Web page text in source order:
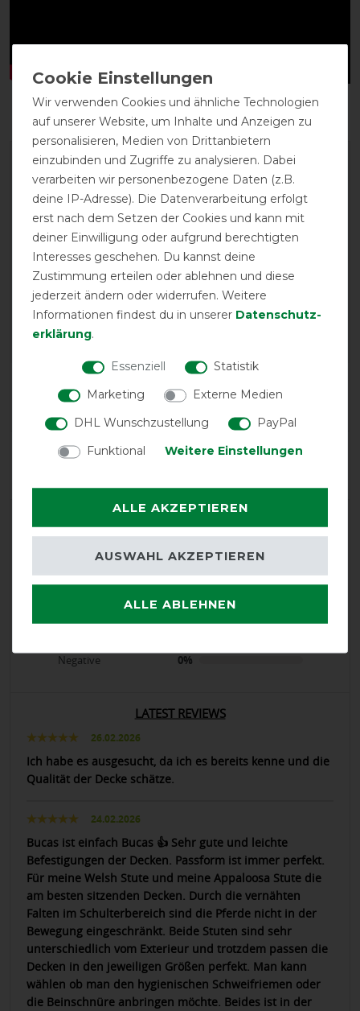
EXCELLENT
Bucas Atlantic Turnout 50g -
Green
23
Product Rating
product experience
calculated from 23 customer reviews
Negative
0%
LATEST REVIEWS
26.02.2026
Ich habe es ausgesucht, da ich es bereits kenne und die
Qualität der Decke schätze.
24.02.2026
Bucas ist einfach Bucas 👍 Sehr gute und leichte
Befestigungen der Decken. Passform ist immer perfekt.
Für meine Welsh Stute und meine Appaloosa Stute die
am besten sitzenden Decken. Durch die vernähten
Falten im Schulterbereich sind die Pferde nicht in der
Bewegung eingeschränkt. Beide Stuten sind sehr
unterschiedlich vom Exterieur und trotzdem passen die
Decken in den jeweiligen Größen perfekt. Man kann
wählen ob man den hygienischen Schweifriemen oder
die Beinschnüre anbringen möchte. Beides ist in der
Wir verwenden Cookies und ähnliche Technologien
auf unserer Website, um Inhalte und Anzeigen zu
personalisieren, Medien von Drittanbietern
einzubinden und Zugriffe zu analysieren. Dabei
verarbeiten wir personenbezogene Daten (z.B.
deine IP-Adresse). Die Datenverarbeitung erfolgt
erst nach dem Setzen der Cookies und kann mit
deiner Einwilligung oder aufgrund berechtigten
Interesses geschehen. Du kannst deine
Zustimmung erteilen oder ablehnen und diese
jederzeit ändern oder widerrufen. Weitere
Informationen findest du in unserer Daten­schutz­
erklärung.
Essenziell
Statistik
Marketing
Externe Medien
DHL Wunschzustellung
PayPal
Funktional
Weitere Einstellungen
ALLE AKZEPTIEREN
ALLE ABLEHNEN
AUSWAHL AKZEPTIEREN